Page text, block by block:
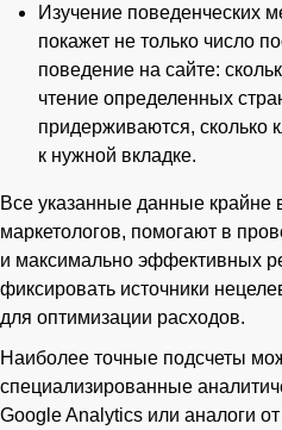
Изучение поведенческих
покажет не только число
поведение на сайте:
чтение определенных
придерживаются, сколько
к нужной вкладке.
Все указанные данные крайне
маркетологов, помогают в
и максимально эффективных
фиксировать источники
для оптимизации расходов.
Наиболее точные подсчеты
специализированные
Google Analytics или аналоги